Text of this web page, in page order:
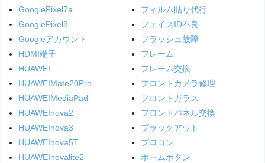
GooglePixel7a
GooglePixel8
Googleアカウント
HDMI端子
HUAWEI
HUAWEIMate20Pro
HUAWEIMediaPad
HUAWEInova2
HUAWEInova3
HUAWEInova5T
HUAWEInovalite2
フィルム貼り代行
フェイスID不良
フラッシュ故障
フレーム
フレーム交換
フロントカメラ修理
フロントガラス
フロントパネル交換
ブラックアウト
プロコン
ホームボタン